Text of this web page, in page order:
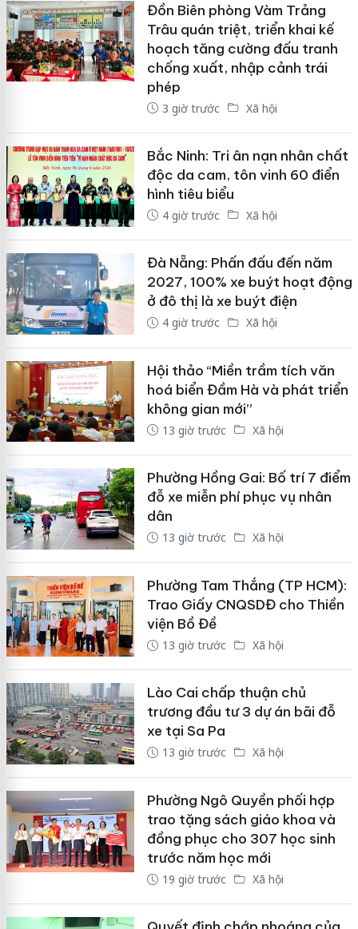
Đồn Biên phòng Vàm Trảng
Trâu quán triệt, triển khai kế
hoạch tăng cường đấu tranh
chống xuất, nhập cảnh trái
phép
3 giờ trước Xã hội
Bắc Ninh: Tri ân nạn nhân chất
độc da cam, tôn vinh 60 điển
hình tiêu biểu
4 giờ trước Xã hội
Đà Nẵng: Phấn đấu đến năm
2027, 100% xe buýt hoạt động
ở đô thị là xe buýt điện
4 giờ trước Xã hội
Hội thảo “Miền trầm tích văn
hoá biển Đầm Hà và phát triển
không gian mới”
13 giờ trước Xã hội
Phường Hồng Gai: Bố trí 7 điểm
đỗ xe miễn phí phục vụ nhân
dân
13 giờ trước Xã hội
Phường Tam Thắng (TP HCM):
Trao Giấy CNQSDĐ cho Thiền
viện Bồ Đề
13 giờ trước Xã hội
Lào Cai chấp thuận chủ
trương đầu tư 3 dự án bãi đỗ
xe tại Sa Pa
13 giờ trước Xã hội
Phường Ngô Quyền phối hợp
trao tặng sách giáo khoa và
đồng phục cho 307 học sinh
trước năm học mới
19 giờ trước Xã hội